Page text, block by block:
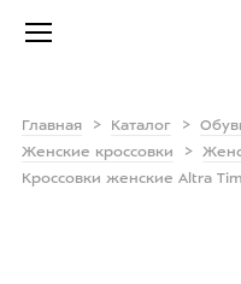
Главная Каталог
Женские кроссовки
Кроссовки женские Altra